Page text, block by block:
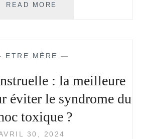
READ MORE
ETRE MÈRE —
: la meilleure
éviter le syndrome du
toxique ?
30, 2024